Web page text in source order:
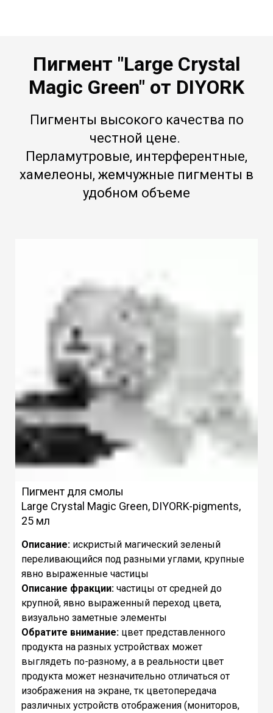
Пигмент "Large Crystal
Magic Green" от DIYORK
Пигменты высокого качества по
честной цене.
Перламутровые, интерферентные,
хамелеоны, жемчужные пигменты в
удобном объеме
Пигмент для смолы
Large Crystal Magic Green, DIYORK-pigments,
25 мл
Описание: искристый магический зеленый
переливающийся под разными углами, крупные
явно выраженные частицы
Описание фракции: частицы от средней до
крупной, явно выраженный переход цвета,
визуально заметные элементы
Обратите внимание: цвет представленного
продукта на разных устройствах может
выглядеть по-разному, а в реальности цвет
продукта может незначительно отличаться от
изображения на экране, тк цветопередача
различных устройств отображения (мониторов,